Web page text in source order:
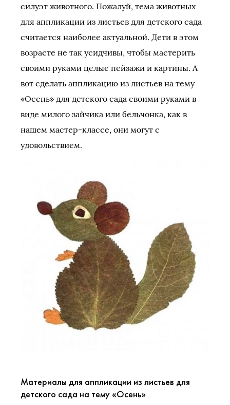
силуэт животного. Пожалуй, тема животных
для аппликации из листьев для детского сада
считается наиболее актуальной. Дети в этом
возрасте не так усидчивы, чтобы мастерить
своими руками целые пейзажи и картины. А
вот сделать аппликацию из листьев на тему
«Осень» для детского сада своими руками в
виде милого зайчика или бельчонка, как в
нашем мастер-классе, они могут с
удовольствием.
Материалы для аппликации из листьев для
детского сада на тему «Осень»